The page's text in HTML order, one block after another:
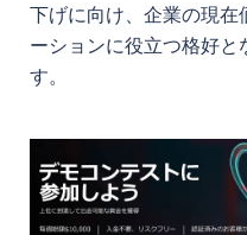
下げに向け、企業の現在
ーションに役立つ格好と
す。